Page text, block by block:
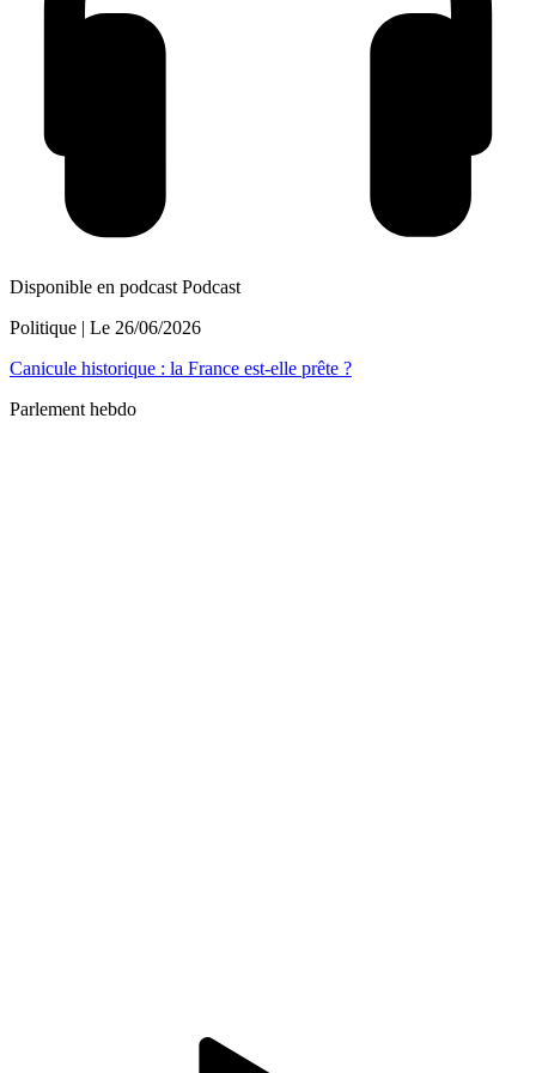
Disponible en podcast Podcast
Politique | Le 26/06/2026
Canicule historique : la France est-elle prête ?
Parlement hebdo